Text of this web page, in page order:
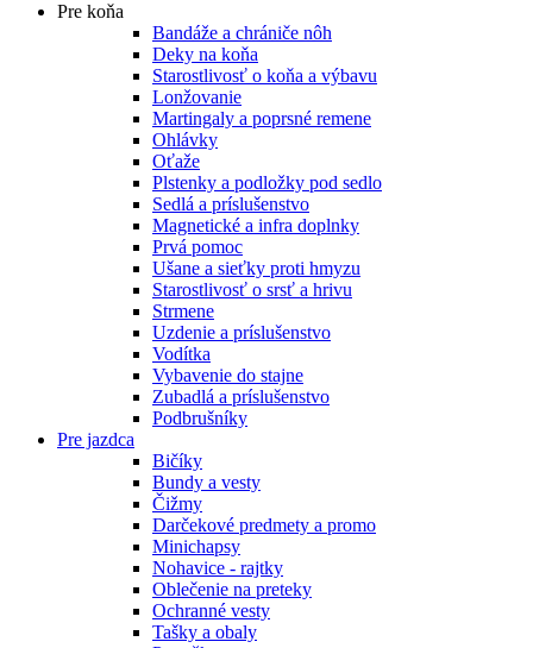
Pre koňa
Bandáže a chrániče nôh
Deky na koňa
Starostlivosť o koňa a výbavu
Lonžovanie
Martingaly a poprsné remene
Ohlávky
Oťaže
Plstenky a podložky pod sedlo
Sedlá a príslušenstvo
Magnetické a infra doplnky
Prvá pomoc
Ušane a sieťky proti hmyzu
Starostlivosť o srsť a hrivu
Strmene
Uzdenie a príslušenstvo
Vodítka
Vybavenie do stajne
Zubadlá a príslušenstvo
Podbrušníky
Pre jazdca
Bičíky
Bundy a vesty
Čižmy
Darčekové predmety a promo
Minichapsy
Nohavice - rajtky
Oblečenie na preteky
Ochranné vesty
Tašky a obaly